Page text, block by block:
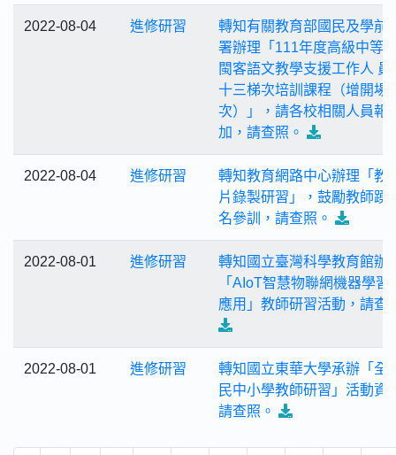
2022-08-04 進修研習
轉知有關教育部國民及學前
署辦理「111年度高級中等
閩客語文教學支援工作人 員
十三梯次培訓課程（增開場
次）」，請各校相關人員報
加，請查照。
2022-08-04 進修研習
轉知教育網路中心辦理「教
片錄製研習」，鼓勵教師踴
名參訓，請查照。
2022-08-01 進修研習
轉知國立臺灣科學教育館辦
「AIoT智慧物聯網機器學習
應用」教師研習活動，請查
2022-08-01 進修研習
轉知國立東華大學承辦「全
民中小學教師研習」活動資
請查照。